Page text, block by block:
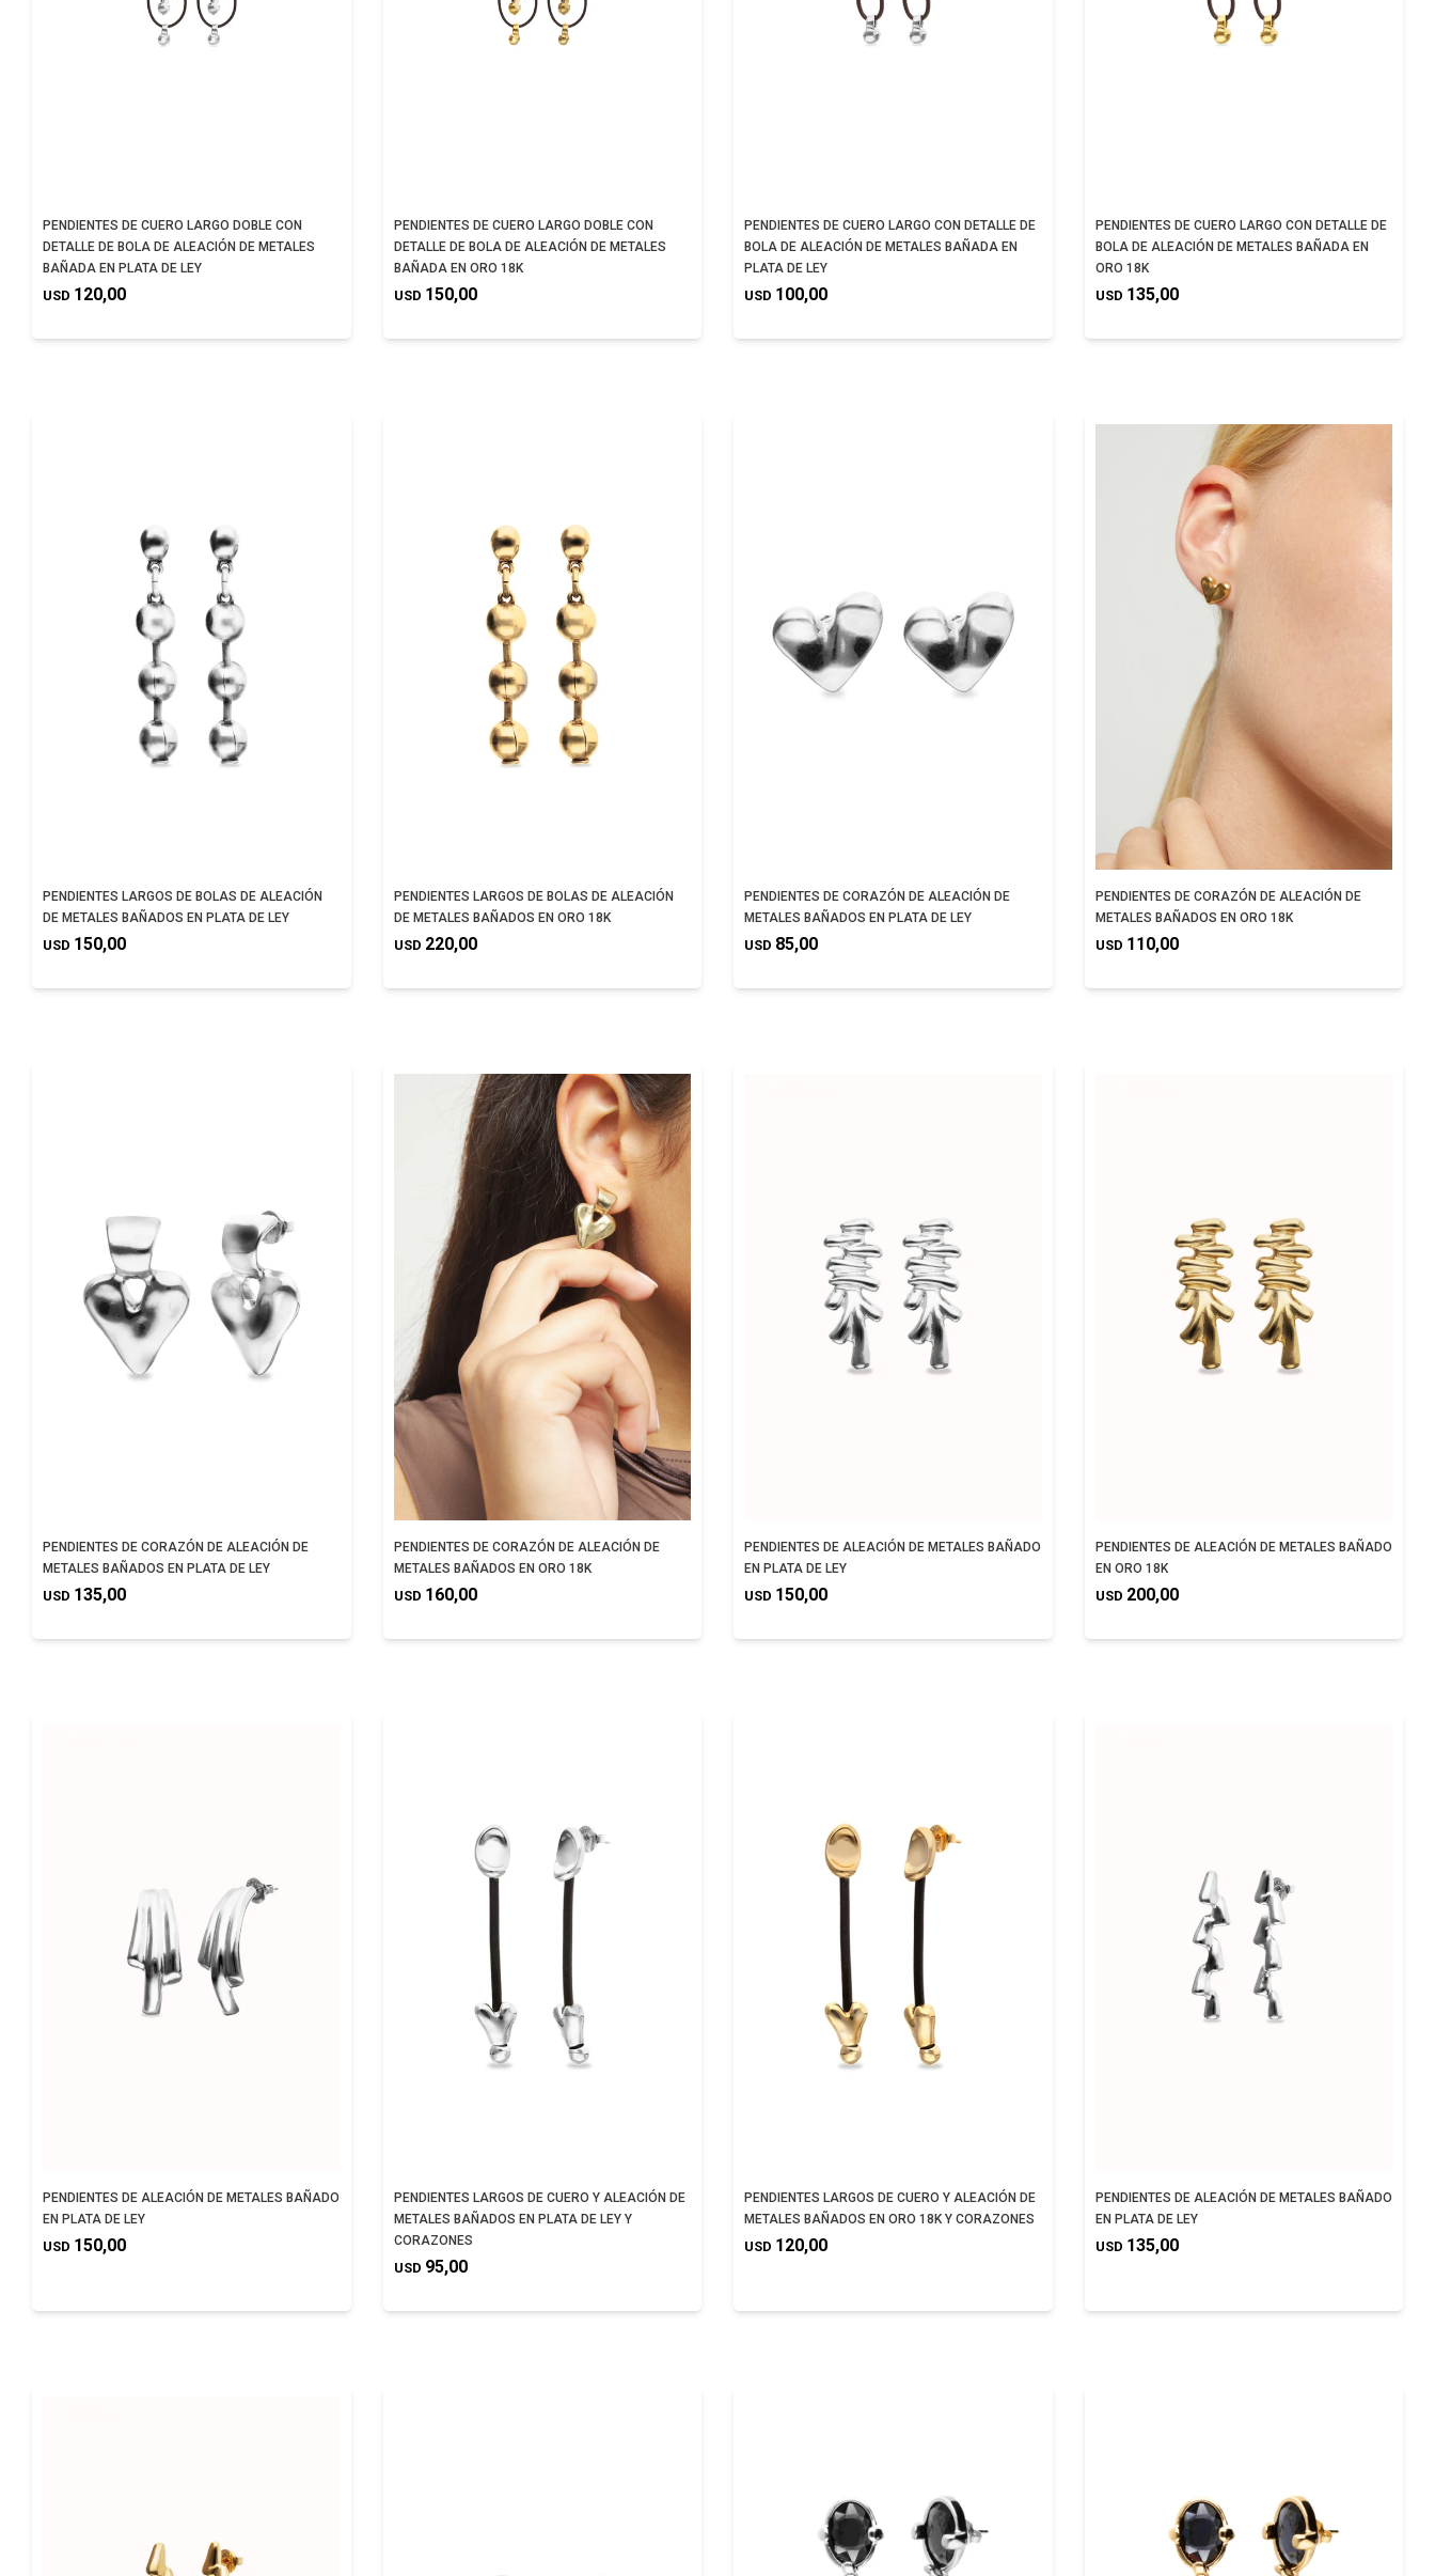
PENDIENTES DE CUERO LARGO DOBLE CON
DETALLE DE BOLA DE ALEACIÓN DE METALES
BAÑADA EN PLATA DE LEY
USD 120,00
PENDIENTES DE CUERO LARGO DOBLE CON
DETALLE DE BOLA DE ALEACIÓN DE METALES
BAÑADA EN ORO 18K
USD 150,00
PENDIENTES DE CUERO LARGO CON DETALLE DE
BOLA DE ALEACIÓN DE METALES BAÑADA EN
PLATA DE LEY
USD 100,00
PENDIENTES DE CUERO LARGO CON DETALLE DE
BOLA DE ALEACIÓN DE METALES BAÑADA EN
ORO 18K
USD 135,00
PENDIENTES LARGOS DE BOLAS DE ALEACIÓN
DE METALES BAÑADOS EN PLATA DE LEY
USD 150,00
PENDIENTES LARGOS DE BOLAS DE ALEACIÓN
DE METALES BAÑADOS EN ORO 18K
USD 220,00
PENDIENTES DE CORAZÓN DE ALEACIÓN DE
METALES BAÑADOS EN PLATA DE LEY
USD 85,00
PENDIENTES DE CORAZÓN DE ALEACIÓN DE
METALES BAÑADOS EN ORO 18K
USD 110,00
PENDIENTES DE CORAZÓN DE ALEACIÓN DE
METALES BAÑADOS EN PLATA DE LEY
USD 135,00
PENDIENTES DE CORAZÓN DE ALEACIÓN DE
METALES BAÑADOS EN ORO 18K
USD 160,00
PENDIENTES DE ALEACIÓN DE METALES BAÑADO
EN PLATA DE LEY
USD 150,00
PENDIENTES DE ALEACIÓN DE METALES BAÑADO
EN ORO 18K
USD 200,00
PENDIENTES DE ALEACIÓN DE METALES BAÑADO
EN PLATA DE LEY
USD 150,00
PENDIENTES LARGOS DE CUERO Y ALEACIÓN DE
METALES BAÑADOS EN PLATA DE LEY Y
CORAZONES
USD 95,00
PENDIENTES LARGOS DE CUERO Y ALEACIÓN DE
METALES BAÑADOS EN ORO 18K Y CORAZONES
USD 120,00
PENDIENTES DE ALEACIÓN DE METALES BAÑADO
EN PLATA DE LEY
USD 135,00